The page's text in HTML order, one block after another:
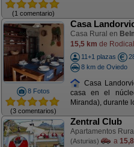
(1 comentario)
8 Fotos
(3 comentarios)
Casa
Casa Rural en
15,5 km de
11+1 plazas
8 km de Oviedo
Casa
casa en el
Miranda), durante
Zentral Club
Apartamentos
(Asturias) a